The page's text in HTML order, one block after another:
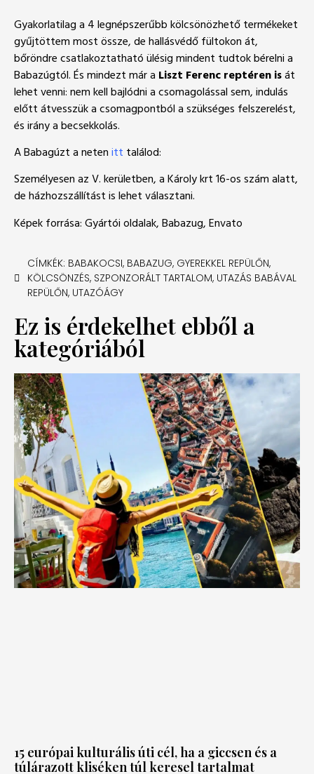
Gyakorlatilag a 4 legnépszerűbb kölcsönözhető termékeket
gyűjtöttem most össze, de hallásvédő fültokon át,
bőröndre csatlakoztatható ülésig mindent tudtok bérelni a
Babazúgtól. És mindezt már a Liszt Ferenc reptéren isát
lehet venni: nem kell bajlódni a csomagolással sem, indulás
előtt átvesszük a csomagpontból a szükséges felszerelést,
és irány a becsekkolás.
A Babagúzt a netenitt találod:
Személyesen az V. kerületben, a Károly krt 16-os szám alatt,
de házhozszállítást is lehet választani.
Képek forrása: Gyártói oldalak, Babazug, Envato
CÍMKÉK: BABAKOCSI, BABAZUG, GYEREKKEL REPÜLŐN,
KÖLCSÖNZÉS, SZPONZORÁLT TARTALOM, UTAZÁS BABÁVAL
REPÜLŐN, UTAZÓÁGY
Ez is érdekelhet ebből a
kategóriából
15 európai kulturális úti cél, ha a giccsen és a
túlárazott kliséken túl keresel tartalmat